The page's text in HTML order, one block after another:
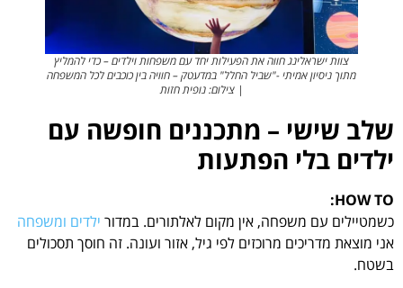
צוות ישראלינג חווה את הפעילות יחד עם משפחות וילדים – כדי להמליץ
מתוך ניסיון אמיתי -"שביל החלל" במדעטק – חוויה בין כוכבים לכל המשפחה
| צילום: נופית חזות
שלב שישי – מתכננים חופשה עם
ילדים בלי הפתעות
HOW TO:
כשמטיילים עם משפחה, אין מקום לאלתורים. במדור ילדים ומשפחה
אני מוצאת מדריכים מרוכזים לפי גיל, אזור ועונה. זה חוסך תסכולים
בשטח.